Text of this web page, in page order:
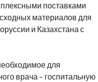
поставками
материалов для
и Казахстана с
для
врача – госпитальную